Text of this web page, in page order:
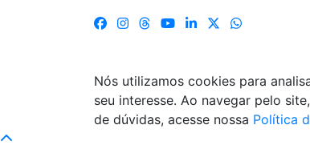
Nós utilizamos cookies para
seu interesse. Ao navegar pelo
de dúvidas, acesse nossa Política